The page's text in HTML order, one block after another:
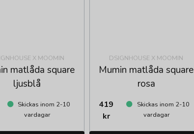
X MOOMIN
matlåda square
ljusblå
Skickas inom 2-10
vardagar
DSIGNHOUSE X MOOMIN
Mumin matlåda square
rosa
419
kr
Skickas inom 2-10
vardagar